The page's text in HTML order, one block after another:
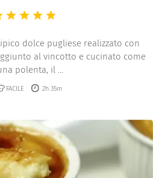
dolce pugliese realizzato con
al vincotto e cucinato come
polenta, il ...
FACILE 2h 35m